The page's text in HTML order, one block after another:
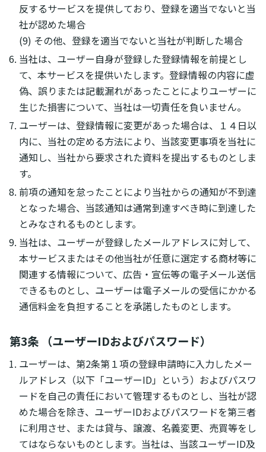
反するサービスを提供しており、登録を適当でないと当
社が認めた場合
(9) その他、登録を適当でないと当社が判断した場合
当社は、ユーザー自身が登録した登録情報を前提とし
て、本サービスを提供いたします。登録情報の内容に虚
偽、誤りまたは記載漏れがあったことによりユーザーに
生じた損害について、当社は一切責任を負いません。
ユーザーは、登録情報に変更があった場合は、１４日以
内に、当社の定める方法により、当該変更事項を当社に
通知し、当社から要求された資料を提出するものとしま
す。
前項の通知を怠ったことにより当社からの通知が不到達
となった場合、当該通知は通常到達すべき時に到達した
とみなされるものとします。
当社は、ユーザーが登録したメールアドレスに対して、
本サービスまたはその他当社が任意に選定する商材等に
関連する情報について、広告・宣伝等の電子メール送信
できるものとし、ユーザーは電子メールの受信にかかる
通信料金を負担することを承諾したものとします。
第3条 （ユーザーIDおよびパスワード）
ユーザーは、第2条第１項の登録申請時に入力したメー
ルアドレス（以下「ユーザーID」という）およびパスワ
ードを自己の責任において管理するものとし、当社が認
めた場合を除き、ユーザーIDおよびパスワードを第三者
に利用させ、または貸与、譲渡、名義変更、売買等をし
てはならないものとします。当社は、当該ユーザーID及